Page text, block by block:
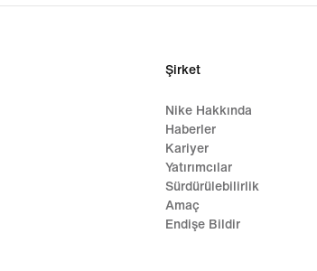
Şirket
Nike Hakkında
Haberler
Kariyer
Yatırımcılar
Sürdürülebilirlik
Amaç
Endişe Bildir